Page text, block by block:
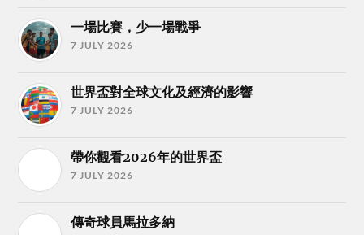
一場比賽，少一場戰爭
7 JULY 2026
世界盃對全球文化及經濟的影響
7 JULY 2026
帶你觀看2026年的世界盃
7 JULY 2026
傳奇球員馬拉多納